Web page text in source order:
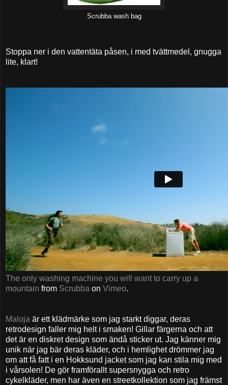
Scrubba wash bag
Stoppa ner i den vattentäta påsen, i med tvättmedel, gnugga
lite, klart!
The only washing machine you will want to carry up a
mountain from Scrubba on Vimeo.
Maloja är ett klädmärke som jag starkt diggar, deras
retrodesign faller mig helt i smaken! Gillar färgerna och att
det är en diskret design som ändå sticker ut. Jag känner mig
unik när jag bär deras kläder, och i hemlighet drömmer jag
om att få fatt i en Hokksund jacket som jag kan stila mig med
i vårsolen! De gör framförallt supersnygga och retro
cykelkläder, men har även en streetkollektion som jag främst